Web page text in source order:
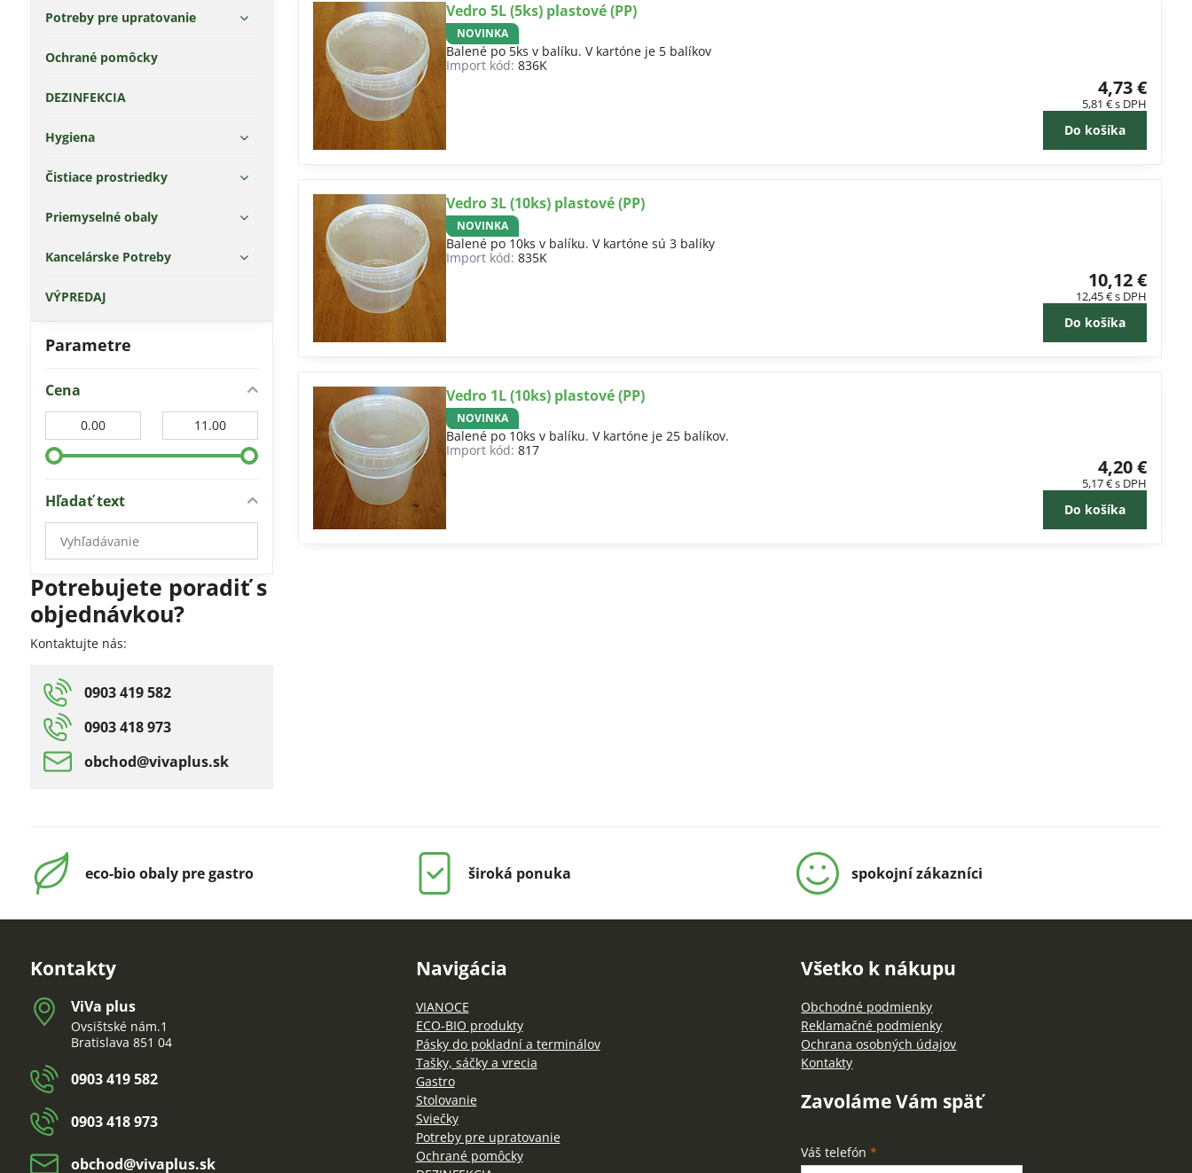
Vedro 5L (5ks) plastové (PP)
NOVINKA
Balené po 5ks v balíku. V kartóne je 5 balíkov
Import kód: 836K
4,73 €
5,81 €s DPH
Do košíka
Vedro 3L (10ks) plastové (PP)
NOVINKA
Balené po 10ks v balíku. V kartóne sú 3 balíky
Import kód: 835K
10,12 €
12,45 €s DPH
Do košíka
Vedro 1L (10ks) plastové (PP)
NOVINKA
Balené po 10ks v balíku. V kartóne je 25 balíkov.
Import kód: 817
4,20 €
5,17 €s DPH
Do košíka
Parametre
Cena
Hľadať text
Prehľadať
výsledky
fulltextom
Potrebujete poradiť s
objednávkou?
Kontaktujte nás:
0903 419 582
0903 418 973
obchod​@vivaplus​.sk
Potreby pre upratovanie
Ochrané pomôcky
DEZINFEKCIA
Hygiena
Čistiace prostriedky
Priemyselné obaly
Kancelárske Potreby
VÝPREDAJ
eco-bio obaly pre gastro široká ponuka spokojní zákazníci
Kontakty
ViVa plus
Ovsištské nám.1
Bratislava 851 04
0903 419 582
0903 418 973
obchod​@vivaplus​.sk
Navigácia
VIANOCE
ECO-BIO produkty
Pásky do pokladní a terminálov
Tašky, sáčky a vrecia
Gastro
Stolovanie
Sviečky
Potreby pre upratovanie
Ochrané pomôcky
Všetko k nákupu
Obchodné podmienky
Reklamačné podmienky
Ochrana osobných údajov
Kontakty
Zavoláme Vám späť
Váš telefón*